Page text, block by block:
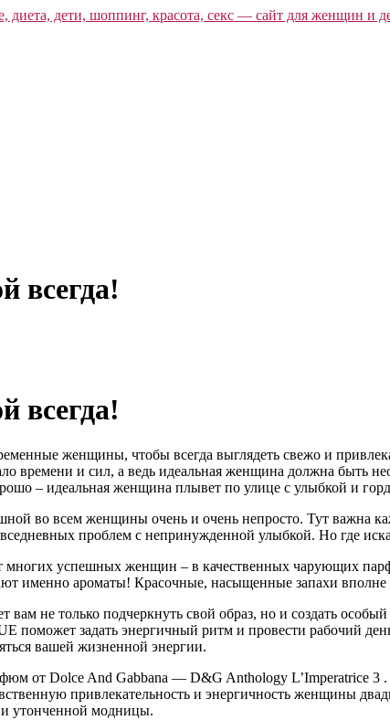
всегда!
всегда!
женщины, чтобы всегда выглядеть свежо и
времени и сил, а ведь идеальная женщина должна быть
– идеальная женщина плывет по улице с улыбкой и
во всем женщины очень и очень непросто. Тут важна
проблем с непринужденной улыбкой. Но где
многих успешных женщин – в качественных чарующих
именно ароматы! Красочные, насыщенные запахи
вам не только подчеркнуть свой образ, но и создать
поможет задать энергичный ритм и провести рабочий
вашей жизненной энергии.
от Dolce And Gabbana — D&G Anthology L’Imperatrice
привлекательность и энергичность женщины
и утонченной модницы.